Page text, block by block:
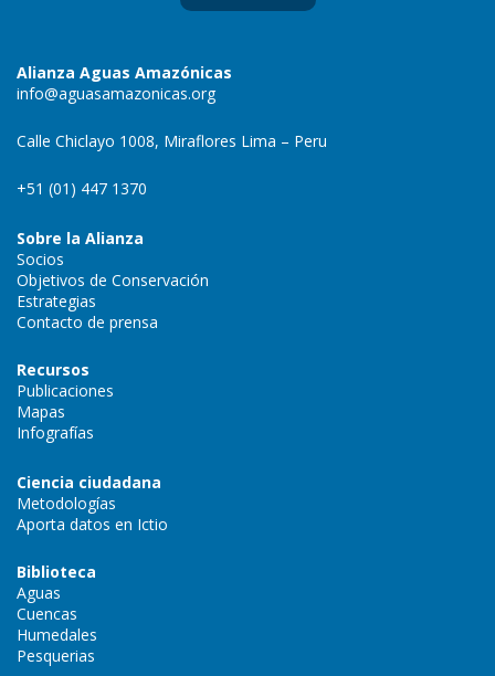
Alianza Aguas Amazónicas
info@aguasamazonicas.org
Calle Chiclayo 1008, Miraflores Lima – Peru
+51 (01) 447 1370
Sobre la Alianza
Socios
Objetivos de Conservación
Estrategias
Contacto de prensa
Recursos
Publicaciones
Mapas
Infografías
Ciencia ciudadana
Metodologías
Aporta datos en Ictio
Biblioteca
Aguas
Cuencas
Humedales
Pesquerias